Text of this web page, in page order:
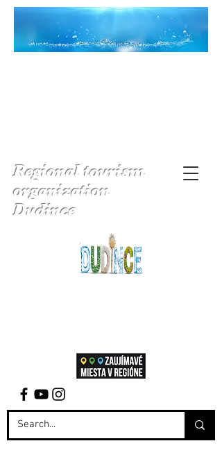
Regional tourism
organization
Dudince